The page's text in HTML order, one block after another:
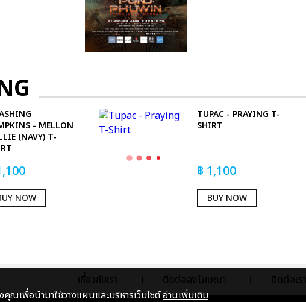
- MELLON
(NAVY) T-
NOW
TUPAC - PRAYING T-
SHIRT
฿ 1,100
BUY NOW
เกี่ยวกับเรา ติดต่อลงโฆษณา ติดต่อเรา
ณเพื่อนำมาใช้วางแผนและบริหารเว็บไซต์อ่านเพิ่มเติม